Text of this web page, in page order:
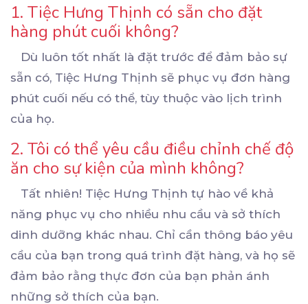
1. Tiệc Hưng Thịnh có sẵn cho đặt
hàng phút cuối không?
Dù luôn tốt nhất là đặt trước để đảm bảo sự
sẵn có, Tiệc Hưng Thịnh sẽ phục vụ đơn hàng
phút cuối nếu có thể, tùy thuộc vào lịch trình
của họ.
2. Tôi có thể yêu cầu điều chỉnh chế độ
ăn cho sự kiện của mình không?
Tất nhiên! Tiệc Hưng Thịnh tự hào về khả
năng phục vụ cho nhiều nhu cầu và sở thích
dinh dưỡng khác nhau. Chỉ cần thông báo yêu
cầu của bạn trong quá trình đặt hàng, và họ sẽ
đảm bảo rằng thực đơn của bạn phản ánh
những sở thích của bạn.